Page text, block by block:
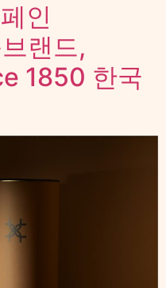
인
랜드,
1850 한국